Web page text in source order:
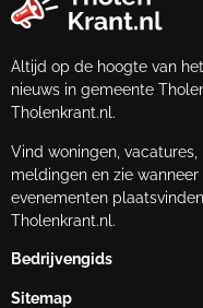
Altijd op de hoogte van
nieuws in gemeente
Tholenkrant.nl.
Vind woningen, vacatures,
meldingen en zie wanneer
evenementen
Tholenkrant.nl.
Bedrijvengids
Sitemap